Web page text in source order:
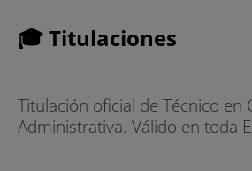
🎓 Titulaciones
Titulación oficial de Técnico en
Administrativa. Válido en toda